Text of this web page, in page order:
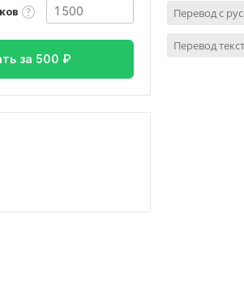
за 500 ₽
Перевод с
Перевод